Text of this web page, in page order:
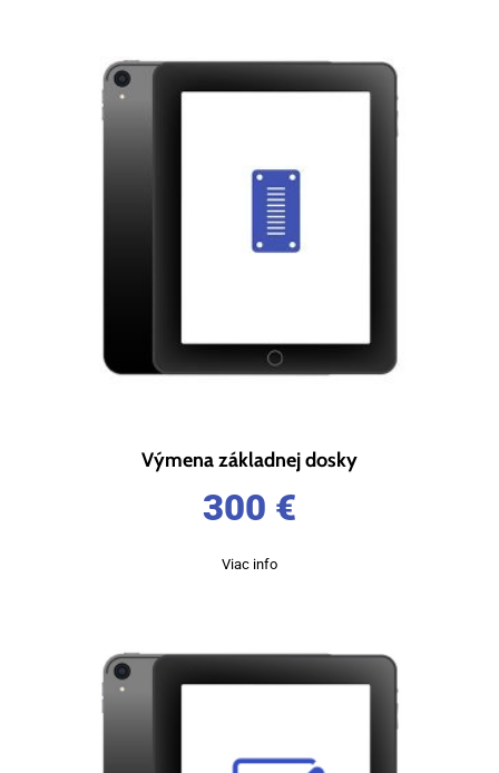
Výmena základnej dosky
300 €
Viac info